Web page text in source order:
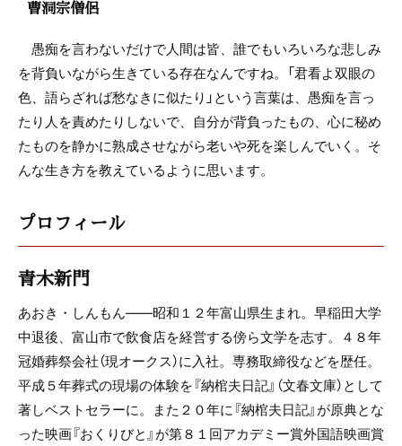
曹洞宗僧侶
愚痴を言わないだけで人間は皆、誰でもいろいろな悲しみ
を背負いながら生きている存在なんですね。「君看よ双眼の
色、語らざれば愁なきに似たり」という言葉は、愚痴を言っ
たり人を責めたりしないで、自分が背負ったもの、心に秘め
たものを静かに熟成させながら老いや死を楽しんでいく。そ
んな生き方を教えているように思います。
プロフィール
青木新門
あおき・しんもん――昭和１２年富山県生まれ。早稲田大学
中退後、富山市で飲食店を経営する傍ら文学を志す。４８年
冠婚葬祭会社（現オークス）に入社。専務取締役などを歴任。
平成５年葬式の現場の体験を『納棺夫日記』（文春文庫）として
著しベストセラーに。また２０年に『納棺夫日記』が原典とな
った映画『おくりびと』が第８１回アカデミー賞外国語映画賞